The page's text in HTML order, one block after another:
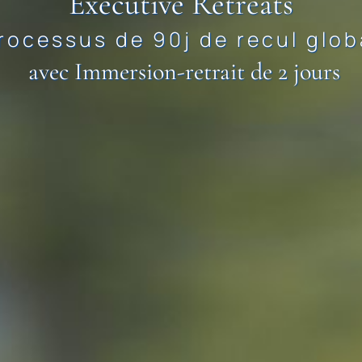
de 90j de recul
avec Immersion-retrait de 2 jours